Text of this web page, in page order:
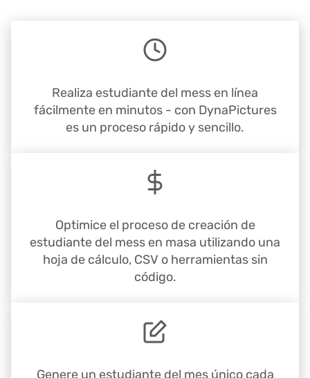
Realiza estudiante del mess en línea
fácilmente en minutos - con DynaPictures
es un proceso rápido y sencillo.
Optimice el proceso de creación de
estudiante del mess en masa utilizando una
hoja de cálculo, CSV o herramientas sin
código.
Genere un estudiante del mes único cada